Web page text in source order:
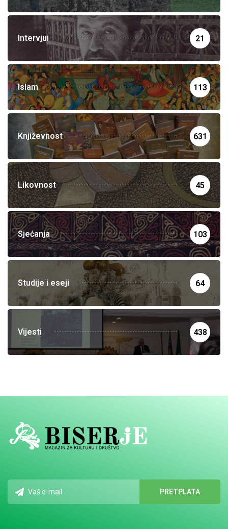
Intervjui 21
Islam 113
Književnost 631
Likovnost 45
Sjećanja 103
Studije i eseji 64
Vijesti 438